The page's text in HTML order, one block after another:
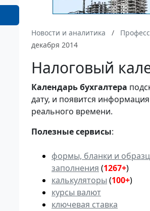
Новости и аналитика
декабря 2014
Налоговый
Календарьбухгалтера
дату, и появится
реального времени.
Полезные сервисы:
формы, бланки и
заполнения (1267+)
калькуляторы (100+)
курсы валют
ключевая ставка